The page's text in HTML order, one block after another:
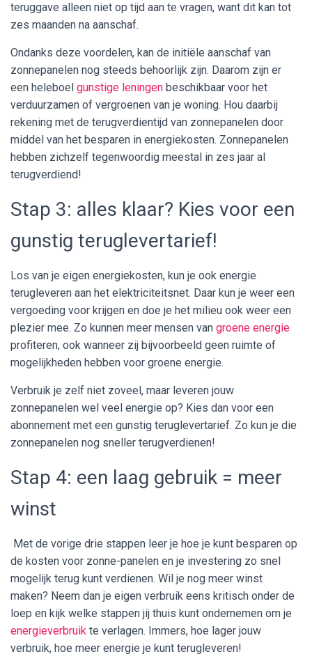
teruggave alleen niet op tijd aan te vragen, want dit kan tot
zes maanden na aanschaf.
Ondanks deze voordelen, kan de initiële aanschaf van
zonnepanelen nog steeds behoorlijk zijn. Daarom zijn er
een heleboel gunstige leningen beschikbaar voor het
verduurzamen of vergroenen van je woning. Hou daarbij
rekening met de terugverdientijd van zonnepanelen door
middel van het besparen in energiekosten. Zonnepanelen
hebben zichzelf tegenwoordig meestal in zes jaar al
terugverdiend!
Stap 3: alles klaar? Kies voor een
gunstig teruglevertarief!
Los van je eigen energiekosten, kun je ook energie
terugleveren aan het elektriciteitsnet. Daar kun je weer een
vergoeding voor krijgen en doe je het milieu ook weer een
plezier mee. Zo kunnen meer mensen van groene energie
profiteren, ook wanneer zij bijvoorbeeld geen ruimte of
mogelijkheden hebben voor groene energie.
Verbruik je zelf niet zoveel, maar leveren jouw
zonnepanelen wel veel energie op? Kies dan voor een
abonnement met een gunstig teruglevertarief. Zo kun je die
zonnepanelen nog sneller terugverdienen!
Stap 4: een laag gebruik = meer
winst
Met de vorige drie stappen leer je hoe je kunt besparen op
de kosten voor zonne-panelen en je investering zo snel
mogelijk terug kunt verdienen. Wil je nog meer winst
maken? Neem dan je eigen verbruik eens kritisch onder de
loep en kijk welke stappen jij thuis kunt ondernemen om je
energieverbruik te verlagen. Immers, hoe lager jouw
verbruik, hoe meer energie je kunt terugleveren!